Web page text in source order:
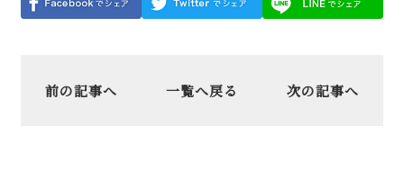
前の記事へ 一覧へ戻る 次の記事へ